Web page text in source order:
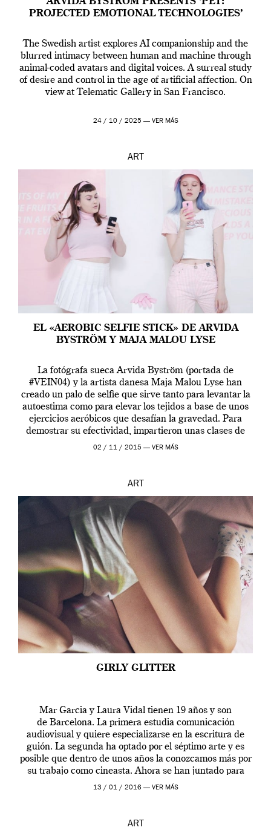
ARVIDA BYSTRÖM PRESENTS ‘PET:
PROJECTED EMOTIONAL TECHNOLOGIES’
The Swedish artist explores AI companionship and the
blurred intimacy between human and machine through
animal-coded avatars and digital voices. A surreal study
of desire and control in the age of artificial affection. On
view at Telematic Gallery in San Francisco.
24 / 10 / 2025 — VER MÁS
ART
EL «AEROBIC SELFIE STICK» DE ARVIDA
BYSTRÖM Y MAJA MALOU LYSE
La fotógrafa sueca Arvida Byström (portada de
#VEIN04) y la artista danesa Maja Malou Lyse han
creado un palo de selfie que sirve tanto para levantar la
autoestima como para elevar los tejidos a base de unos
ejercicios aeróbicos que desafían la gravedad. Para
demostrar su efectividad, impartieron unas clases de
prueba en el Tate […]
02 / 11 / 2015 — VER MÁS
ART
GIRLY GLITTER
Mar Garcia y Laura Vidal tienen 19 años y son
de Barcelona. La primera estudia comunicación
audiovisual y quiere especializarse en la escritura de
guión. La segunda ha optado por el séptimo arte y es
posible que dentro de unos años la conozcamos más por
su trabajo como cineasta. Ahora se han juntado para
contarnos una […]
13 / 01 / 2016 — VER MÁS
ART